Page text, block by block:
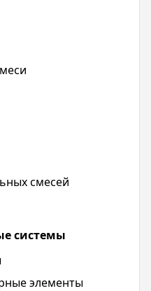
смесей
системы
элементы